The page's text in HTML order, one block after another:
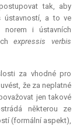
tak, aby
ústavností, a to ve
norem i ústavních
expressis verbis
za vhodné pro
že za neplatné
jen takové
některou ze
(formální aspekt),